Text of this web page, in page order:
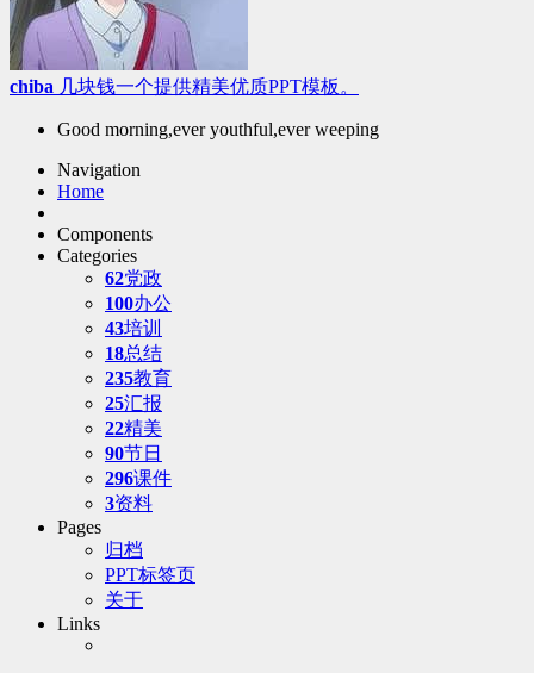
chiba 几块钱一个提供精美优质PPT模板。
Good morning,ever youthful,ever weeping
Navigation
Home
Components
Categories
62党政
100办公
43培训
18总结
235教育
25汇报
22精美
90节日
296课件
3资料
Pages
归档
PPT标签页
关于
Links